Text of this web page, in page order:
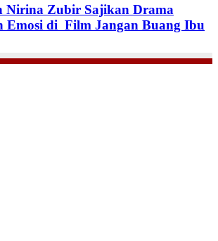
Nirina Zubir Sajikan Drama
Emosi di Film Jangan Buang Ibu